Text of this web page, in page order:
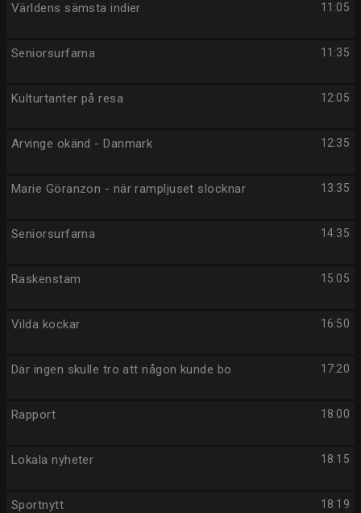
11:05
Världens sämsta indier
11:35
Seniorsurfarna
12:05
Kulturtanter på resa
12:35
Arvinge okänd - Danmark
13:35
Marie Göranzon - när rampljuset slocknar
14:35
Seniorsurfarna
15:05
Raskenstam
16:50
Vilda kockar
17:20
Där ingen skulle tro att någon kunde bo
18:00
Rapport
18:15
Lokala nyheter
18:19
Sportnytt